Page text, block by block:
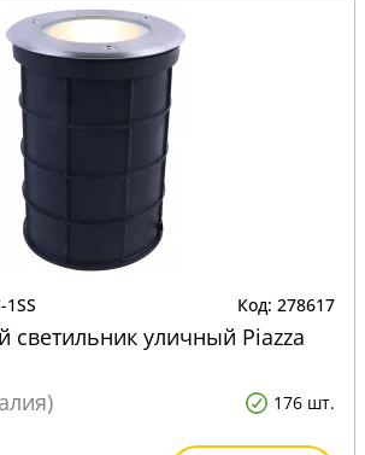
Код: 278617
светильник уличный Piazza
176 шт.